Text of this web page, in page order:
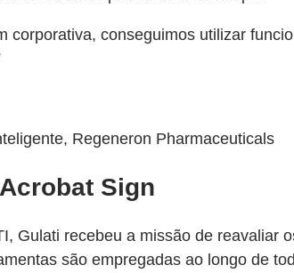
corporativa, conseguimos utilizar
Regeneron Pharmaceuticals
Sign
Gulati recebeu a missão de reavaliar
são empregadas ao longo de